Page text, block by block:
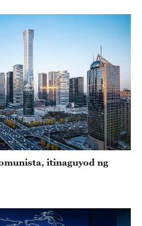
itinaguyod ng